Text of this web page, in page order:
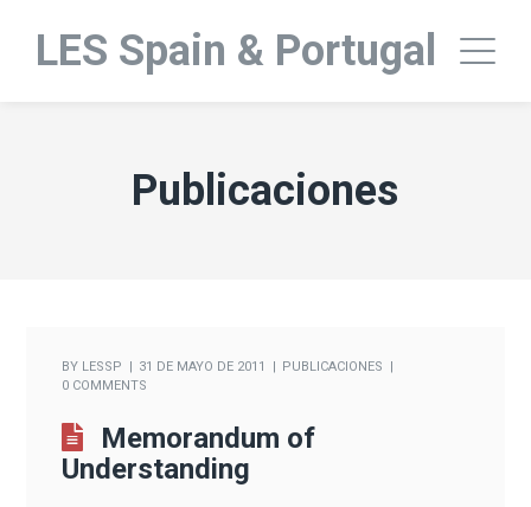
LES Spain & Portugal
Publicaciones
BY LESSP 31 DE MAYO DE 2011
PUBLICACIONES
0 COMMENTS
Memorandum of
Understanding